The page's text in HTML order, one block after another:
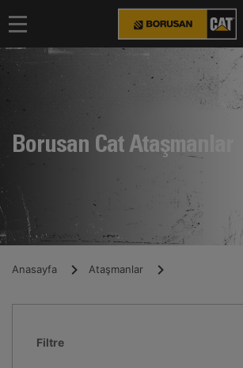
Borusan Cat Ataşmanlar
Anasayfa Ataşmanlar
Filtre